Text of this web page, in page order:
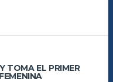
TOMA EL PRIMER